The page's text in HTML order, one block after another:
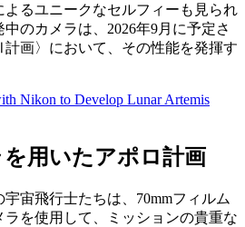
るユニークなセルフィーも見られ
のカメラは、2026年9月に予定さ
画〉において、その性能を発揮す
Nikon to Develop Lunar Artemis
用いたアポロ計画
宙飛行士たちは、70mmフィルム
を使用して、ミッションの貴重な